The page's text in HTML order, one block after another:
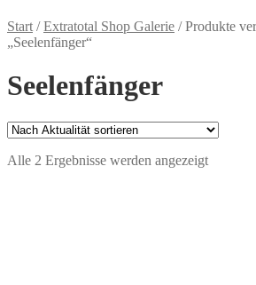
Start /Extratotal Shop Galerie /Produkte
„Seelenfänger“
Seelenfänger
Alle 2 Ergebnisse werden angezeigtNach